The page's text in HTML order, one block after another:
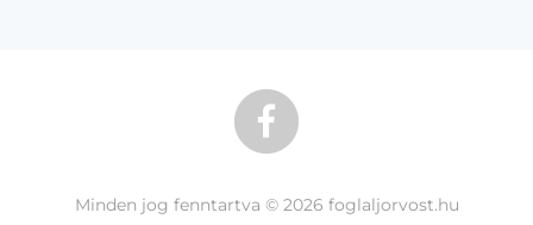
Minden jog fenntartva © 2026 foglaljorvost.hu